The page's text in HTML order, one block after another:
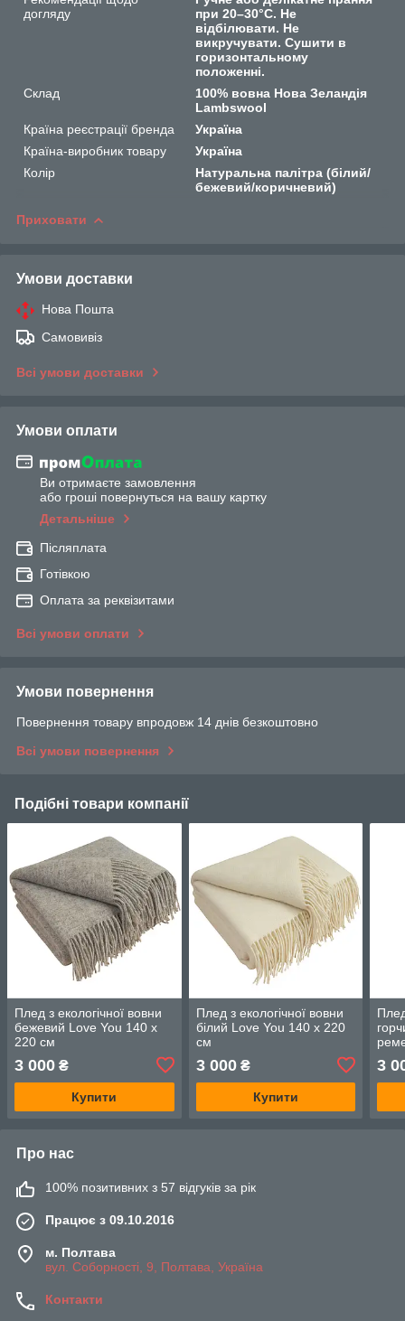
догляду
при 20–30°C. Не
відбілювати. Не
викручувати. Сушити в
горизонтальному
положенні.
Склад
100% вовна Нова Зеландія
Lambswool
Країна реєстрації бренда
Україна
Країна-виробник товару
Україна
Колір
Натуральна палітра (білий/
бежевий/коричневий)
Приховати
Умови доставки
Нова Пошта
Самовивіз
Всі умови доставки
Умови оплати
Ви отримаєте замовлення
або гроші повернуться на вашу картку
Детальніше
Післяплата
Готівкою
Оплата за реквізитами
Всі умови оплати
Умови повернення
Повернення товару впродовж 14 днів безкоштовно
Всі умови повернення
Подібні товари компанії
Плед з екологічної вовни
бежевий Love You 140 x
220 см
3 000 ₴
Купити
Плед з екологічної вовни
білий Love You 140 x 220
см
3 000₴
Купити
3
Про нас
100% позитивних з 57 відгуків за рік
Працює з 09.10.2016
м. Полтава
вул. Соборності, 9, Полтава, Україна
Контакти